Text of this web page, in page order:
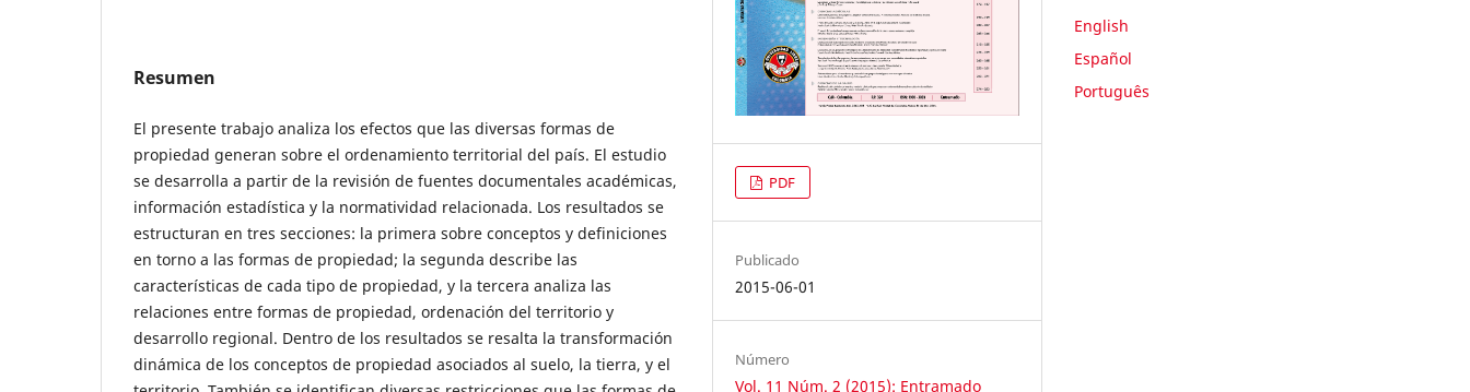
Resumen
El presente trabajo analiza los efectos que las diversas formas de
propiedad generan sobre el ordenamiento territorial del país. El estudio
se desarrolla a partir de la revisión de fuentes documentales académicas,
información estadística y la normatividad relacionada. Los resultados se
estructuran en tres secciones: la primera sobre conceptos y definiciones
en torno a las formas de propiedad; la segunda describe las
características de cada tipo de propiedad, y la tercera analiza las
relaciones entre formas de propiedad, ordenación del territorio y
desarrollo regional. Dentro de los resultados se resalta la transformación
dinámica de los conceptos de propiedad asociados al suelo, la tierra, y el
PDF
Publicado
2015-06-01
Número
Vol. 11 Núm. 2 (2015): Entramado
English
Español
Português